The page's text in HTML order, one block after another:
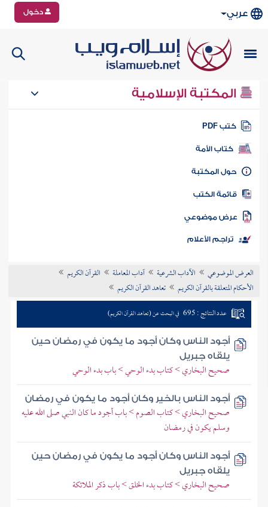
عربي دخول
المكتبة الإسلامية
كتب PDF
كتاب الأمة
المكتبة
الكتب
موضوعي
تراجم الأعلام
العرض الموضوعي الآداب الشرعية آداب المعاملة
القرآن الكريم
الأحكام المتعلقة بالقرآن الكريم
تعاهد القرآن الكريم
عدد النتائج : 695 في البحث عن (تعاهد القرآن الكريم)
أجود الناس وكان أجود ما يكون في رمضان حين
يلقاه جبريل
صحيح البخاري > كتاب بدء الوحي > باب بدء الوحي
أجود الناس بالخير وكان أجود ما يكون في رمضان
صحيح البخاري > كتاب الصوم > باب أجود ما كان النبي صلى الله عليه
وسلم يكون في رمضان
أجود الناس وكان أجود ما يكون في رمضان حين
يلقاه جبريل
صحيح البخاري > كتاب بدء الخلق > باب ذكر الملائكة